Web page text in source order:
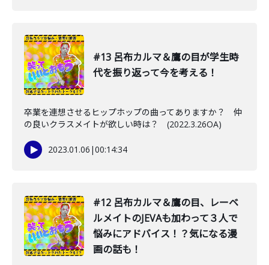
#13 呂布カルマ＆鷹の目が学生時
代を振り返って今を考える！
卒業を連想させるヒップホップの曲ってありますか？ 仲
の良いクラスメイトが欲しい時は？ (2022.3.26OA)
2023.01.06 |00:14:34
#12 呂布カルマ＆鷹の目、レーベ
ルメイトのJEVAも加わって３人で
悩みにアドバイス！？気になる漫
画の話も！